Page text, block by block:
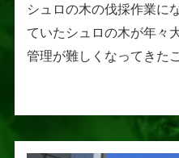
シュロの木の伐採作業に
ていたシュロの木が年々
管理が難しくなってきた